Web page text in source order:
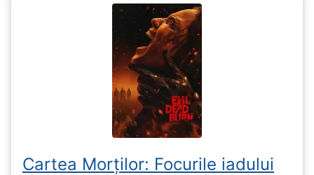
Cartea Morților: Focurile iadului